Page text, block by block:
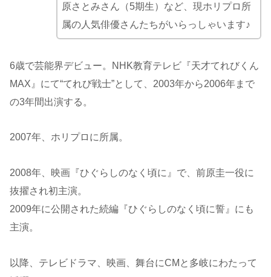
原さとみさん（5期生）など、現ホリプロ所
属の人気俳優さんたちがいらっしゃいます♪
6歳で芸能界デビュー。NHK教育テレビ『天才てれびくん
MAX』にて“てれび戦士”として、2003年から2006年まで
の3年間出演する。
2007年、ホリプロに所属。
2008年、映画『ひぐらしのなく頃に』で、前原圭一役に
抜擢され初主演。
2009年に公開された続編『ひぐらしのなく頃に誓』にも
主演。
以降、テレビドラマ、映画、舞台にCMと多岐にわたって